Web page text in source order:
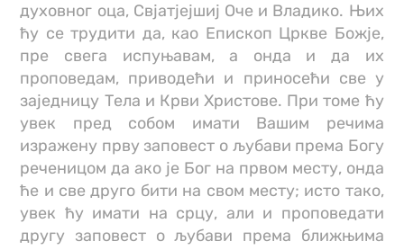
духовног оца, Свјатјејшиј Оче и Владико. Њих
ћу се трудити да, као Епископ Цркве Божје,
пре свега испуњавам, а онда и да их
проповедам, приводећи и приносећи све у
заједницу Тела и Крви Христове. При томе ћу
увек пред собом имати Вашим речима
изражену прву заповест о љубави према Богу
реченицом да ако је Бог на првом месту, онда
ће и све друго бити на свом месту; исто тако,
увек ћу имати на срцу, али и проповедати
другу заповест о љубави према ближњима